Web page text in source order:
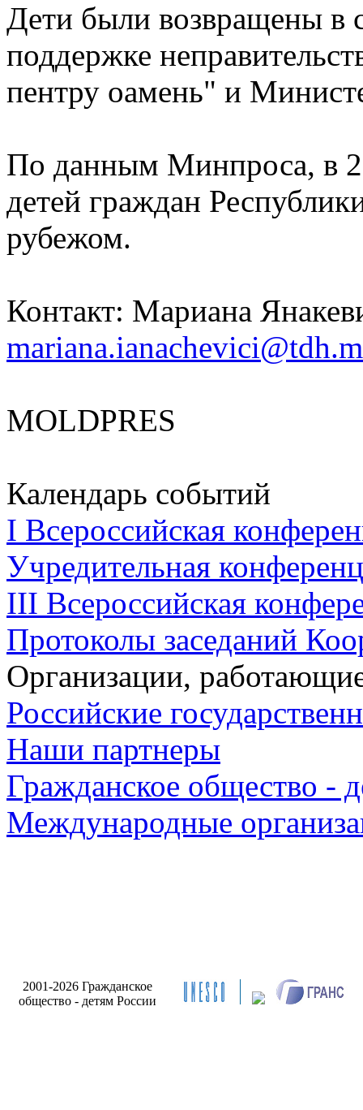
Дети были возвращены в
поддержке
пентру оамень" и
По данным Минпроса, в
детей граждан
рубежом.
Контакт: Мариана
MOLDPRES
Календарь событий
I Всероссийская
Учредительная
III Всероссийская
Протоколы заседаний
Организации,
Российские
Наши партнеры
Гражданское общество -
Международные
2001-2026 Гражданское
общество - детям России